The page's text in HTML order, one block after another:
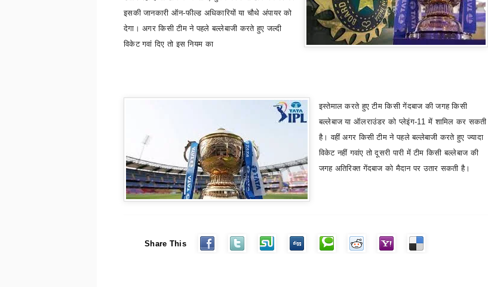
इसकी जानकारी ऑन-फील्ड अधिकारियों या चौथे अंपायर को
देगा। अगर किसी टीम ने पहले बल्लेबाजी करते हुए जल्दी
विकेट गवां दिए तो इस नियम का
इस्तेमाल करते हुए टीम किसी गेंदबाज की जगह किसी
बल्लेबाज या ऑलराउंडर को प्लेइंग-11 में शामिल कर सकती
है। वहीं अगर किसी टीम ने पहले बल्लेबाजी करते हुए ज्यादा
विकेट नहीं गवांए तो दूसरी पारी में टीम किसी बल्लेबाज की
जगह अतिरिक्त गेंदबाज को मैदान पर उतार सकती है।
Share This